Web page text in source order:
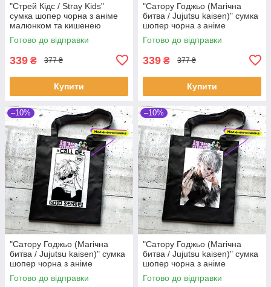
"Стрей Кідс / Stray Kids"
сумка шопер чорна з аніме
малюнком та кишенею
Готово до відправки
339 ₴ 377 ₴
Купити
"Сатору Годжьо (Магічна
битва / Jujutsu kaisen)" сумка
шопер чорна з аніме
малюнком та кишенею
Готово до відправки
339 ₴ 377 ₴
Купити
–10%
"Сатору Годжьо (Магічна
битва / Jujutsu kaisen)" сумка
шопер чорна з аніме
малюнком та кишенею
Готово до відправки
–10%
"Сатору Годжьо (Магічна
битва / Jujutsu kaisen)" сумка
шопер чорна з аніме
малюнком та кишенею
Готово до відправки